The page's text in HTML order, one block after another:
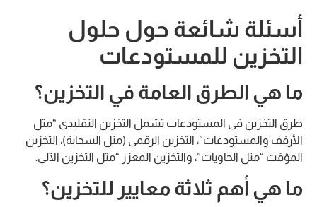
أسئلة شائعة حول حلول
التخزين للمستودعات
ما هي الطرق العامة في التخزين؟
طرق التخزين في المستودعات تشمل التخزين التقليدي “مثل
الأرفف والمستودعات”، التخزين الرقمي (مثل السحابة)، التخزين
المؤقت “مثل الحاويات”، والتخزين المعزز “مثل التخزين الآلي.
ما هي أهم ثلاثة معايير للتخزين؟